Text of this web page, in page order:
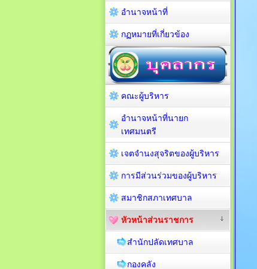
อำนาจหน้าที่
กฏหมายที่เกี่ยวข้อง
คณะผู้บริหาร
อำนาจหน้าที่นายก
เทศมนตรี
เจตจำนงสุจริตของผู้บริหาร
การมีส่วนร่วมของผู้บริหาร
สมาชิกสภาเทศบาล
หัวหน้าส่วนราชการ
สำนักปลัดเทศบาล
กองคลัง